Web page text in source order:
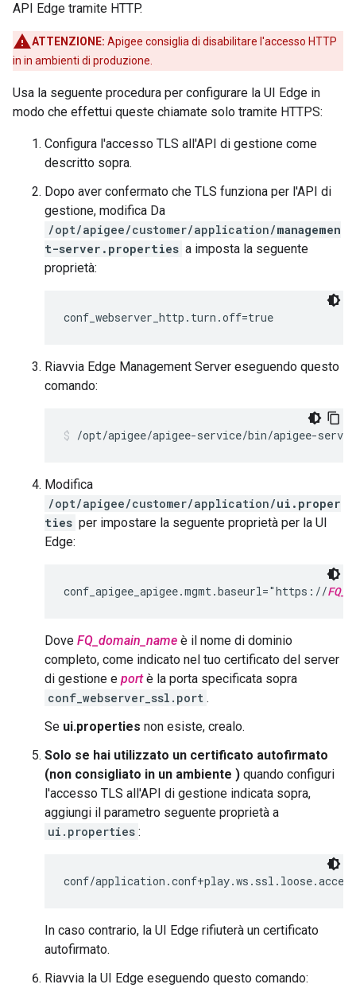
API Edge tramite HTTP.
ATTENZIONE: Apigee consiglia di disabilitare l'accesso HTTP
in in ambienti di produzione.
Usa la seguente procedura per configurare la UI Edge in
modo che effettui queste chiamate solo tramite HTTPS:
Configura l'accesso TLS all'API di gestione come
descritto sopra.
Dopo aver confermato che TLS funziona per l'API di
gestione, modifica Da
/opt/apigee/customer/application/managemen
t-server.properties a imposta la seguente
proprietà:
conf_webserver_http.turn.off=true
Riavvia Edge Management Server eseguendo questo
comando:
/opt/apigee/apigee-service/bin/apigee-
Modifica
/opt/apigee/customer/application/ui.proper
ties per impostare la seguente proprietà per la UI
Edge:
conf_apigee_apigee.mgmt.baseurl="https://
Dove FQ_domain_name è il nome di dominio
completo, come indicato nel tuo certificato del server
di gestione e portè la porta specificata sopra
conf_webserver_ssl.port .
Se ui.properties non esiste, crealo.
Solo se hai utilizzato un certificato autofirmato
(non consigliato in un ambiente ) quando configuri
l'accesso TLS all'API di gestione indicata sopra,
aggiungi il parametro seguente proprietà a
ui.properties :
conf/
In caso contrario, la UI Edge rifiuterà un certificato
autofirmato.
Riavvia la UI Edge eseguendo questo comando: